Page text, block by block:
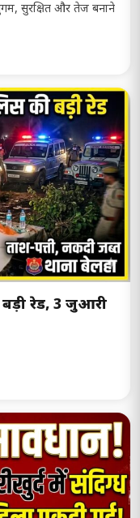
सुरक्षित और तेज बनाने
रेड, 3 जुआरी